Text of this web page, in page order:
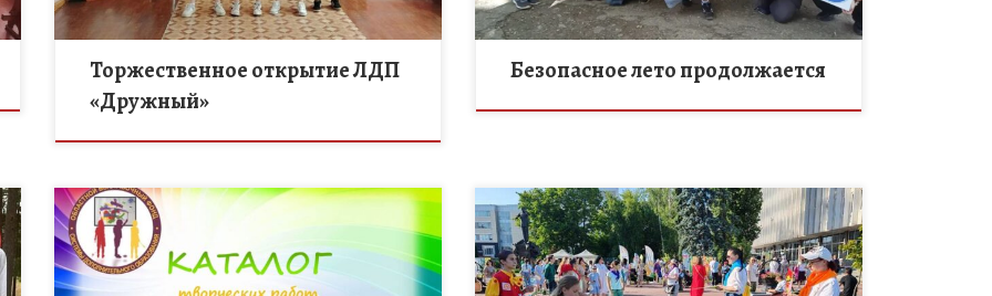
Торжественное открытие ЛДП
«Дружный»
Безопасное лето продолжается
Областной выставочный фонд системы
дополнительного образования предлагает
Педагоги Центра дополнительного образования
детей стали частью яркого события в Сквере